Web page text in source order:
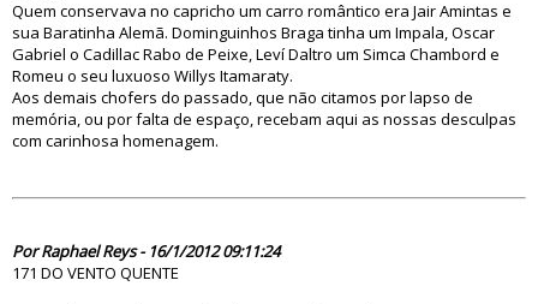
Quem conservava no capricho um carro romântico era Jair Amintas e
sua Baratinha Alemã. Dominguinhos Braga tinha um Impala, Oscar
Gabriel o Cadillac Rabo de Peixe, Leví Daltro um Simca Chambord e
Romeu o seu luxuoso Willys Itamaraty.
Aos demais chofers do passado, que não citamos por lapso de
memória, ou por falta de espaço, recebam aqui as nossas desculpas
com carinhosa homenagem.
Por Raphael Reys - 16/1/2012 09:11:24
171 DO VENTO QUENTE